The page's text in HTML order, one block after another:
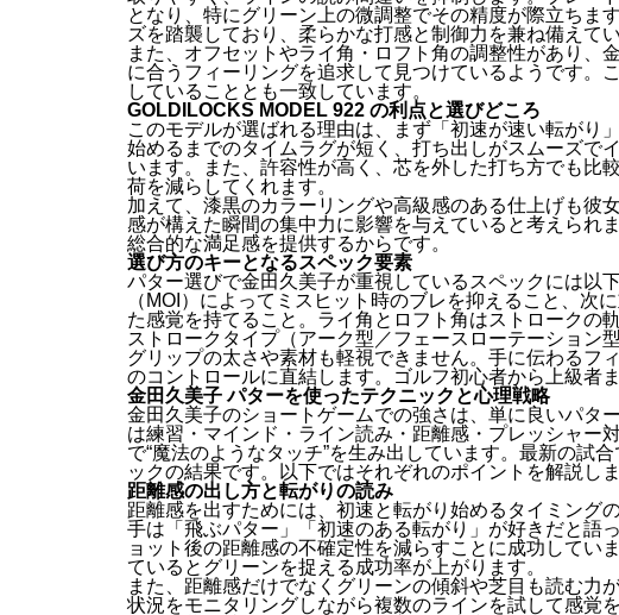
となり、特にグリーン上の微調整でその精度が際立ちま
ズを踏襲しており、柔らかな打感と制御力を兼ね備えてい
また、オフセットやライ角・ロフト角の調整性があり、
に合うフィーリングを追求して見つけているようです。
していることとも一致しています。
GOLDILOCKS MODEL 922 の利点と選びどころ
このモデルが選ばれる理由は、まず「初速が速い転がり
始めるまでのタイムラグが短く、打ち出しがスムーズで
います。また、許容性が高く、芯を外した打ち方でも比
荷を減らしてくれます。
加えて、漆黒のカラーリングや高級感のある仕上げも彼
感が構えた瞬間の集中力に影響を与えていると考えられ
総合的な満足感を提供するからです。
選び方のキーとなるスペック要素
パター選びで金田久美子が重視しているスペックには以
（MOI）によってミスヒット時のブレを抑えること、次
た感覚を持てること。ライ角とロフト角はストロークの
ストロークタイプ（アーク型／フェースローテーション
グリップの太さや素材も軽視できません。手に伝わるフ
のコントロールに直結します。ゴルフ初心者から上級者
金田久美子 パターを使ったテクニックと心理戦略
金田久美子のショートゲームでの強さは、単に良いパタ
は練習・マインド・ライン読み・距離感・プレッシャー
で“魔法のようなタッチ”を生み出しています。最新の試
ックの結果です。以下ではそれぞれのポイントを解説しま
距離感の出し方と転がりの読み
距離感を出すためには、初速と転がり始めるタイミング
手は「飛ぶパター」「初速のある転がり」が好きだと語
ョット後の距離感の不確定性を減らすことに成功してい
ているとグリーンを捉える成功率が上がります。
また、距離感だけでなくグリーンの傾斜や芝目も読む力
状況をモニタリングしながら複数のラインを試して感覚